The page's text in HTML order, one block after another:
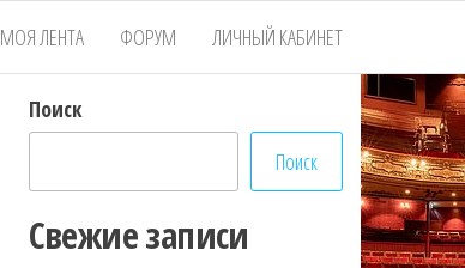
МОЯ ЛЕНТА ФОРУМ ЛИЧНЫЙ КАБИНЕТ
Поиск
Поиск
Свежие записи